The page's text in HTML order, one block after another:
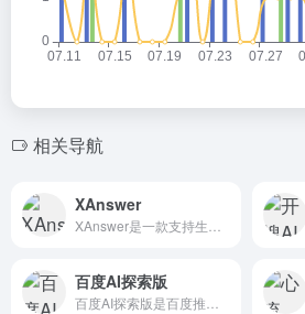
相关导航
XAnswer
百度AI探索版